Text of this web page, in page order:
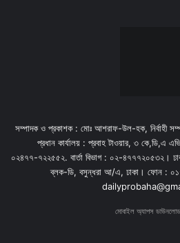
সম্পাদক ও প্রকাশক : মোঃ আশরাফ-উল-হক, নির্বাহী
প্রধান কার্যালয় : প্রবাহ টাওয়ার, ৩ কে,ডি,এ
০২৪৭৭-৭২২৫৫২. বার্তা বিভাগ : ০২-৪৭৭৭২০৫৩২।
ব্লক-ডি, বসুন্ধরা আ/এ, ঢাকা। ফোন :
মোবাইল অ্যাপস